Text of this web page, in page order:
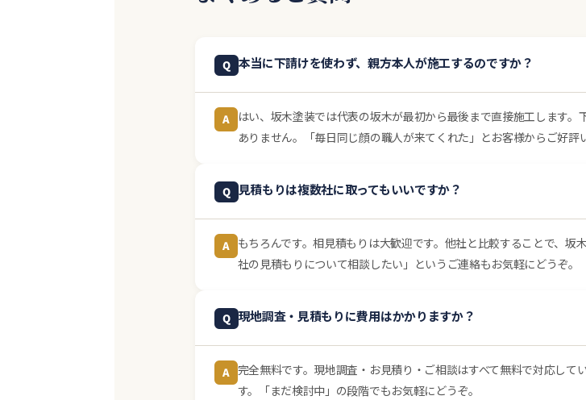
Q 本当に下請けを使わず、親方本人が施工するのですか？
A はい、坂木塗装では代表の坂木が最初から最後まで直接施工します
ありません。「毎日同じ顔の職人が来てくれた」とお客様からご好評
Q 見積もりは複数社に取ってもいいですか？
A もちろんです。相見積もりは大歓迎です。他社と比較することで、
社の見積もりについて相談したい」というご連絡もお気軽にどうぞ。
Q 現地調査・見積もりに費用はかかりますか？
A 完全無料です。現地調査・お見積り・ご相談はすべて無料で対応し
す。「まだ検討中」の段階でもお気軽にどうぞ。